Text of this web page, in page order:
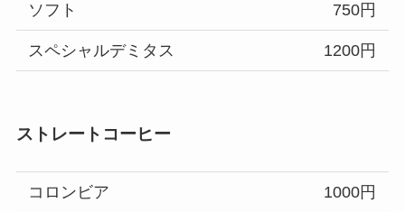
ソフト 750円
スペシャルデミタス 1200円
ストレートコーヒー
コロンビア 1000円